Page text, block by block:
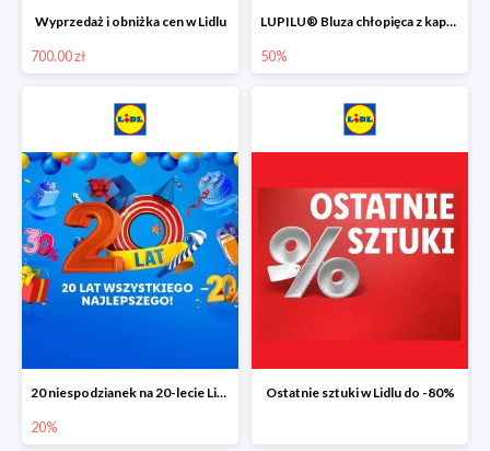
Wyprzedaż i obniżka cen w Lidlu
700.00 zł
LUPILU® Bluza chłopięca z kapturem
50%
20 niespodzianek na 20-lecie Lidla do -20%
20%
Ostatnie sztuki w Lidlu do -80%